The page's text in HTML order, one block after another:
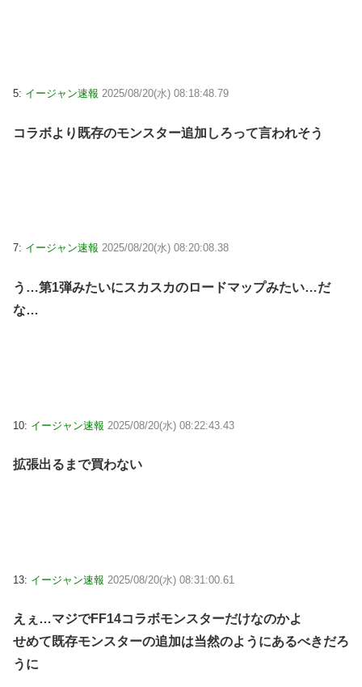
5: イージャン速報 2025/08/20(水) 08:18:48.79
コラボより既存のモンスター追加しろって言われそう
7: イージャン速報 2025/08/20(水) 08:20:08.38
う…第1弾みたいにスカスカのロードマップみたい…だ
な…
10: イージャン速報 2025/08/20(水) 08:22:43.43
拡張出るまで買わない
13: イージャン速報 2025/08/20(水) 08:31:00.61
えぇ…マジでFF14コラボモンスターだけなのかよ
せめて既存モンスターの追加は当然のようにあるべきだろ
うに